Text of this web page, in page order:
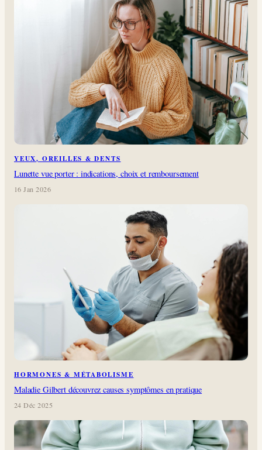
YEUX, OREILLES & DENTS
Lunette vue porter : indications, choix et remboursement
16 Jan 2026
HORMONES & MÉTABOLISME
Maladie Gilbert découvrez causes symptômes en pratique
24 Déc 2025